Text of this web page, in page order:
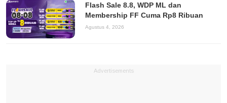
Flash Sale 8.8, WDP ML dan
Membership FF Cuma Rp8 Ribuan
Agustus 4, 2026
Advertisements